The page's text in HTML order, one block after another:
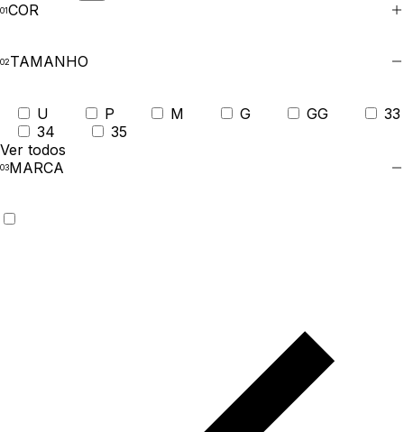
COR
TAMANHO
U P M G GG
33
34
35
Ver todos
MARCA